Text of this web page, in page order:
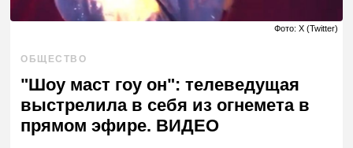
Фото: X (Twitter)
ОБЩЕСТВО
"Шоу маст гоу он": телеведущая
выстрелила в себя из огнемета в
прямом эфире. ВИДЕО